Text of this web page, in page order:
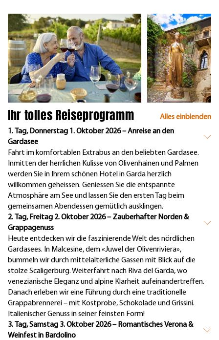
Ihr tolles Reiseprogramm
Alles einblenden
1. Tag, Donnerstag 1. Oktober 2026 – Anreise an den
Gardasee
Fahrt im komfortablen Extrabus an den beliebten Gardasee.
Inmitten der herrlichen Kulisse von Olivenhainen und Palmen
werden Sie in Ihrem schönen Hotel in Garda herzlich
willkommen geheissen. Geniessen Sie die entspannte
Atmosphäre am See und lassen Sie den ersten Tag beim
gemeinsamen Abendessen gemütlich ausklingen.
2. Tag, Freitag 2. Oktober 2026 – Zauberhafter Norden &
Grappagenuss
Heute entdecken wir die faszinierende Welt des nördlichen
Gardasees. In Malcesine, dem «Juwel der Olivenriviera»,
bummeln wir durch mittelalterliche Gassen mit Blick auf die
stolze Scaligerburg. Weiterfahrt nach Riva del Garda, wo
venezianische Eleganz und alpine Klarheit aufeinandertreffen.
Danach erleben wir eine Führung durch eine traditionelle
Grappabrennerei – mit Kostprobe, Schokolade und Grissini.
Italienischer Genuss in seiner feinsten Form!
3. Tag, Samstag 3. Oktober 2026 – Romantisches Verona &
Weinfest in Bardolino